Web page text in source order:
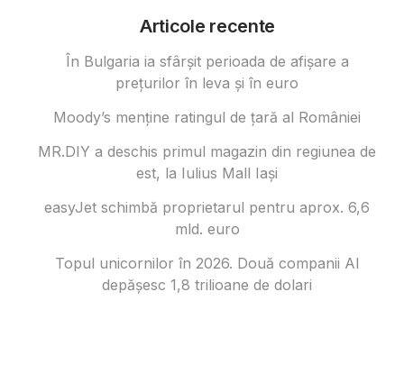
Articole recente
În Bulgaria ia sfârşit perioada de afișare a
prețurilor în ​​leva și în euro
Moody’s menține ratingul de țară al României
MR.DIY a deschis primul magazin din regiunea de
est, la Iulius Mall Iași
easyJet schimbă proprietarul pentru aprox. 6,6
mld. euro
Topul unicornilor în 2026. Două companii AI
depășesc 1,8 trilioane de dolari